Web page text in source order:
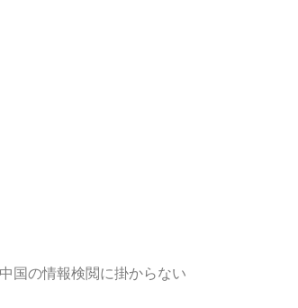
国の情報検閲に掛からない